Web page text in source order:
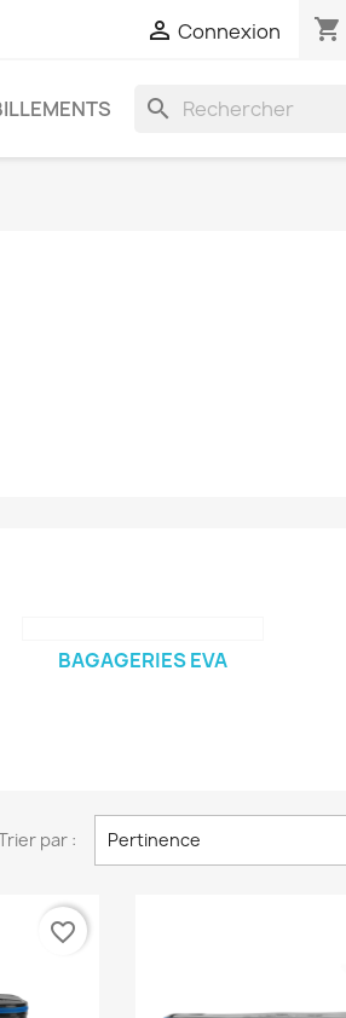
 Connexion shopping_cart
search
BAGAGERIES EVA
par : Pertinence
favorite_border